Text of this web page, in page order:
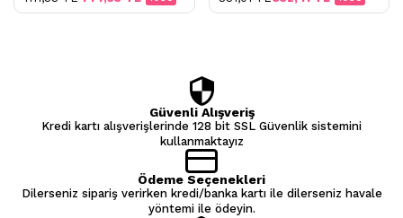
Güvenli Alışveriş
Kredi kartı alışverişlerinde 128 bit SSL Güvenlik sistemini
kullanmaktayız
Ödeme Seçenekleri
Dilerseniz sipariş verirken kredi/banka kartı ile dilerseniz havale
yöntemi ile ödeyin.